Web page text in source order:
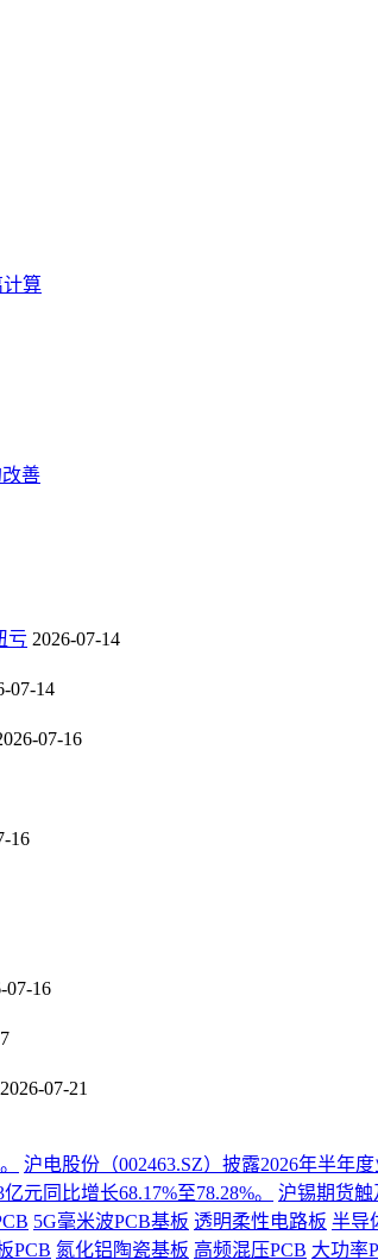
算
善
亏 2026-07-14
07-14
07-16
16
07-16
2026-07-21
沪电股份（002463.SZ）披露2026年半年
元同比增长68.17%至78.28%。
沪锡期货触
5G毫米波PCB基板 透明柔性电路板 半导
PCB 氮化铝陶瓷基板 高频混压PCB 大功率